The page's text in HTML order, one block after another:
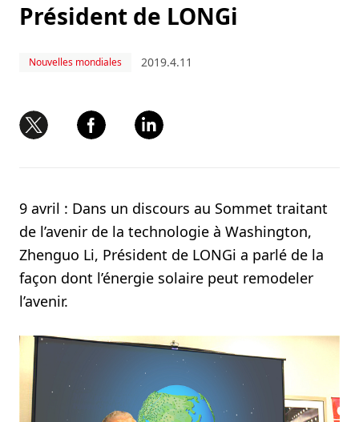
Président de LONGi
Nouvelles mondiales 2019.4.11
9 avril : Dans un discours au Sommet traitant
de l’avenir de la technologie à Washington,
Zhenguo Li, Président de LONGi a parlé de la
façon dont l’énergie solaire peut remodeler
l’avenir.